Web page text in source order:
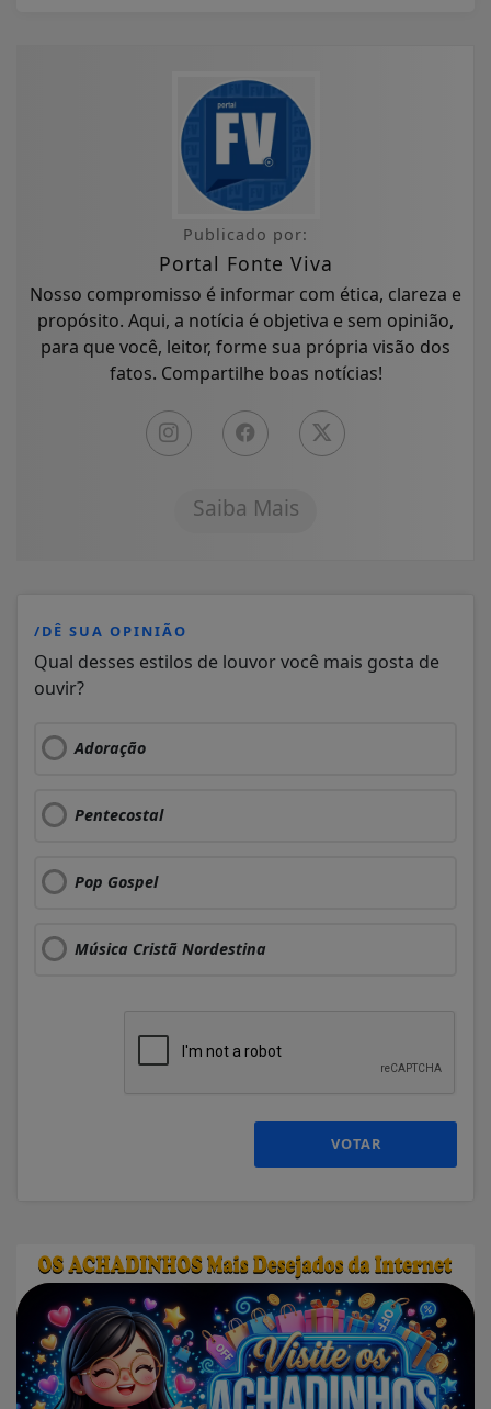
Publicado por:
Portal Fonte Viva
Nosso compromisso é informar com ética, clareza e
propósito. Aqui, a notícia é objetiva e sem opinião,
para que você, leitor, forme sua própria visão dos
fatos. Compartilhe boas notícias!
Saiba Mais
/DÊ SUA OPINIÃO
Qual desses estilos de louvor você mais gosta de
ouvir?
Adoração
Pentecostal
Pop Gospel
Música Cristã Nordestina
VOTAR